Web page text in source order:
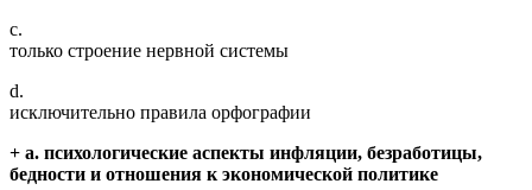
c.
только строение нервной системы
d.
исключительно правила орфографии
+ a. психологические аспекты инфляции, безработицы,
бедности и отношения к экономической политике